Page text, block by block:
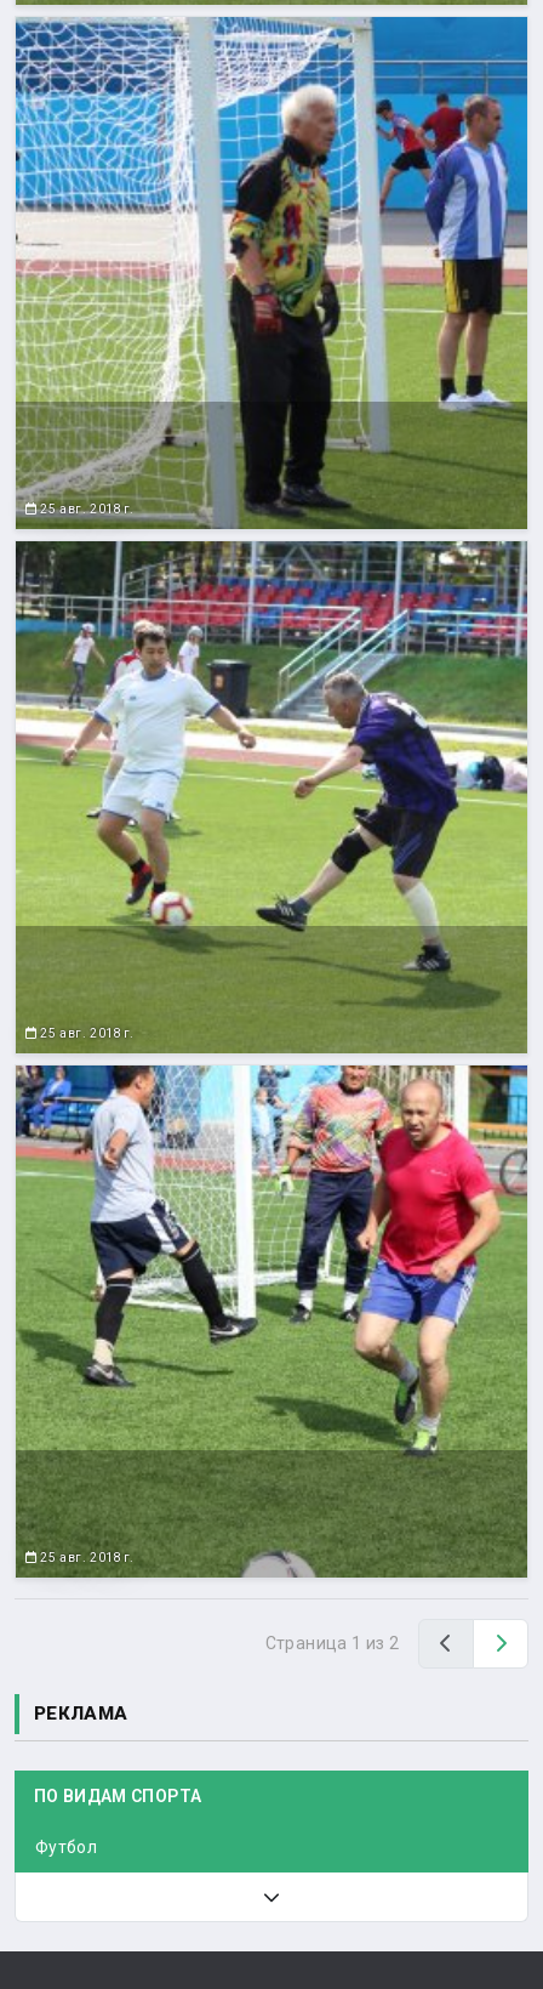
25 авг. 2018 г.
25 авг. 2018 г.
25 авг. 2018 г.
Страница 1 из 2 Назад
РЕКЛАМА
ПО ВИДАМ СПОРТА
Футбол